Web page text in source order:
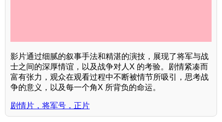
影片通过细腻的叙事手法和精湛的演技，展现了将军与战
士之间的深厚情谊，以及战争对人X 的考验。剧情紧凑而
富有张力，观众在观看过程中不断被情节所吸引，思考战
争的意义，以及每一个角X 所背负的命运。
剧情片，将军号，正片